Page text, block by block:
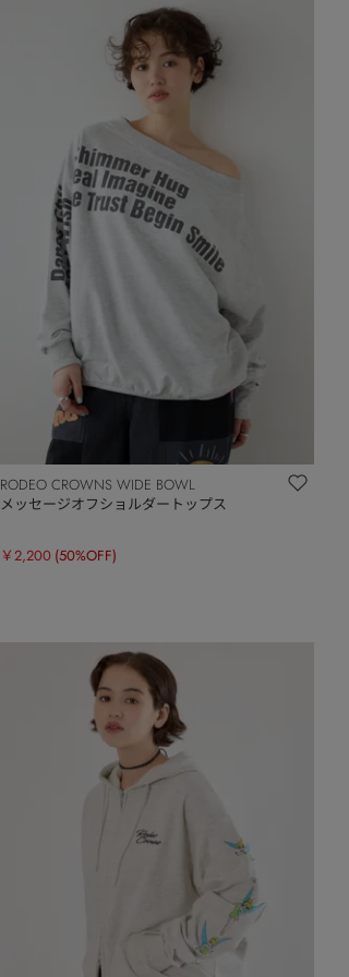
RODEO CROWNS WIDE BOWL
メッセージオフショルダートップス
￥2,200 (50%OFF)